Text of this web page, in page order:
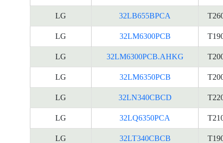
LG 32LB655BPCA
LG 32LM6300PCB
LG 32LM6300PCB.AHKG
LG 32LM6350PCB
LG 32LN340CBCD
LG 32LQ6350PCA
LG 32LT340CBCB